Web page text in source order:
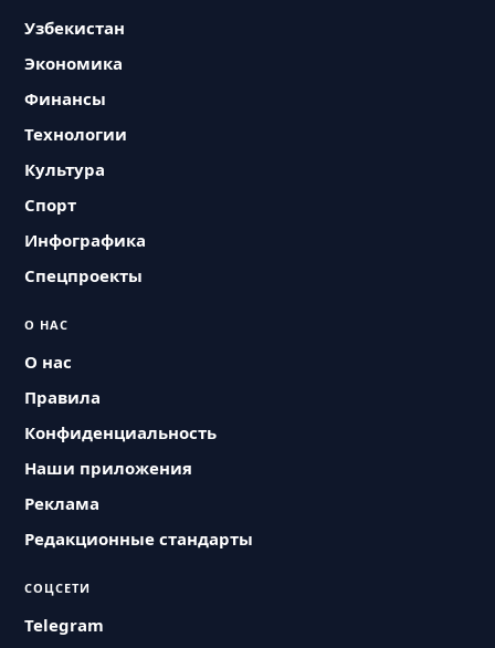
Узбекистан
Экономика
Финансы
Технологии
Культура
Спорт
Инфографика
Спецпроекты
О НАС
О нас
Правила
Конфиденциальность
Наши приложения
Реклама
Редакционные стандарты
СОЦСЕТИ
Telegram